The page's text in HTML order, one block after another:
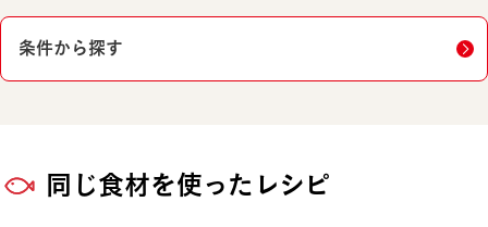
条件から探す
同じ食材を使ったレシピ